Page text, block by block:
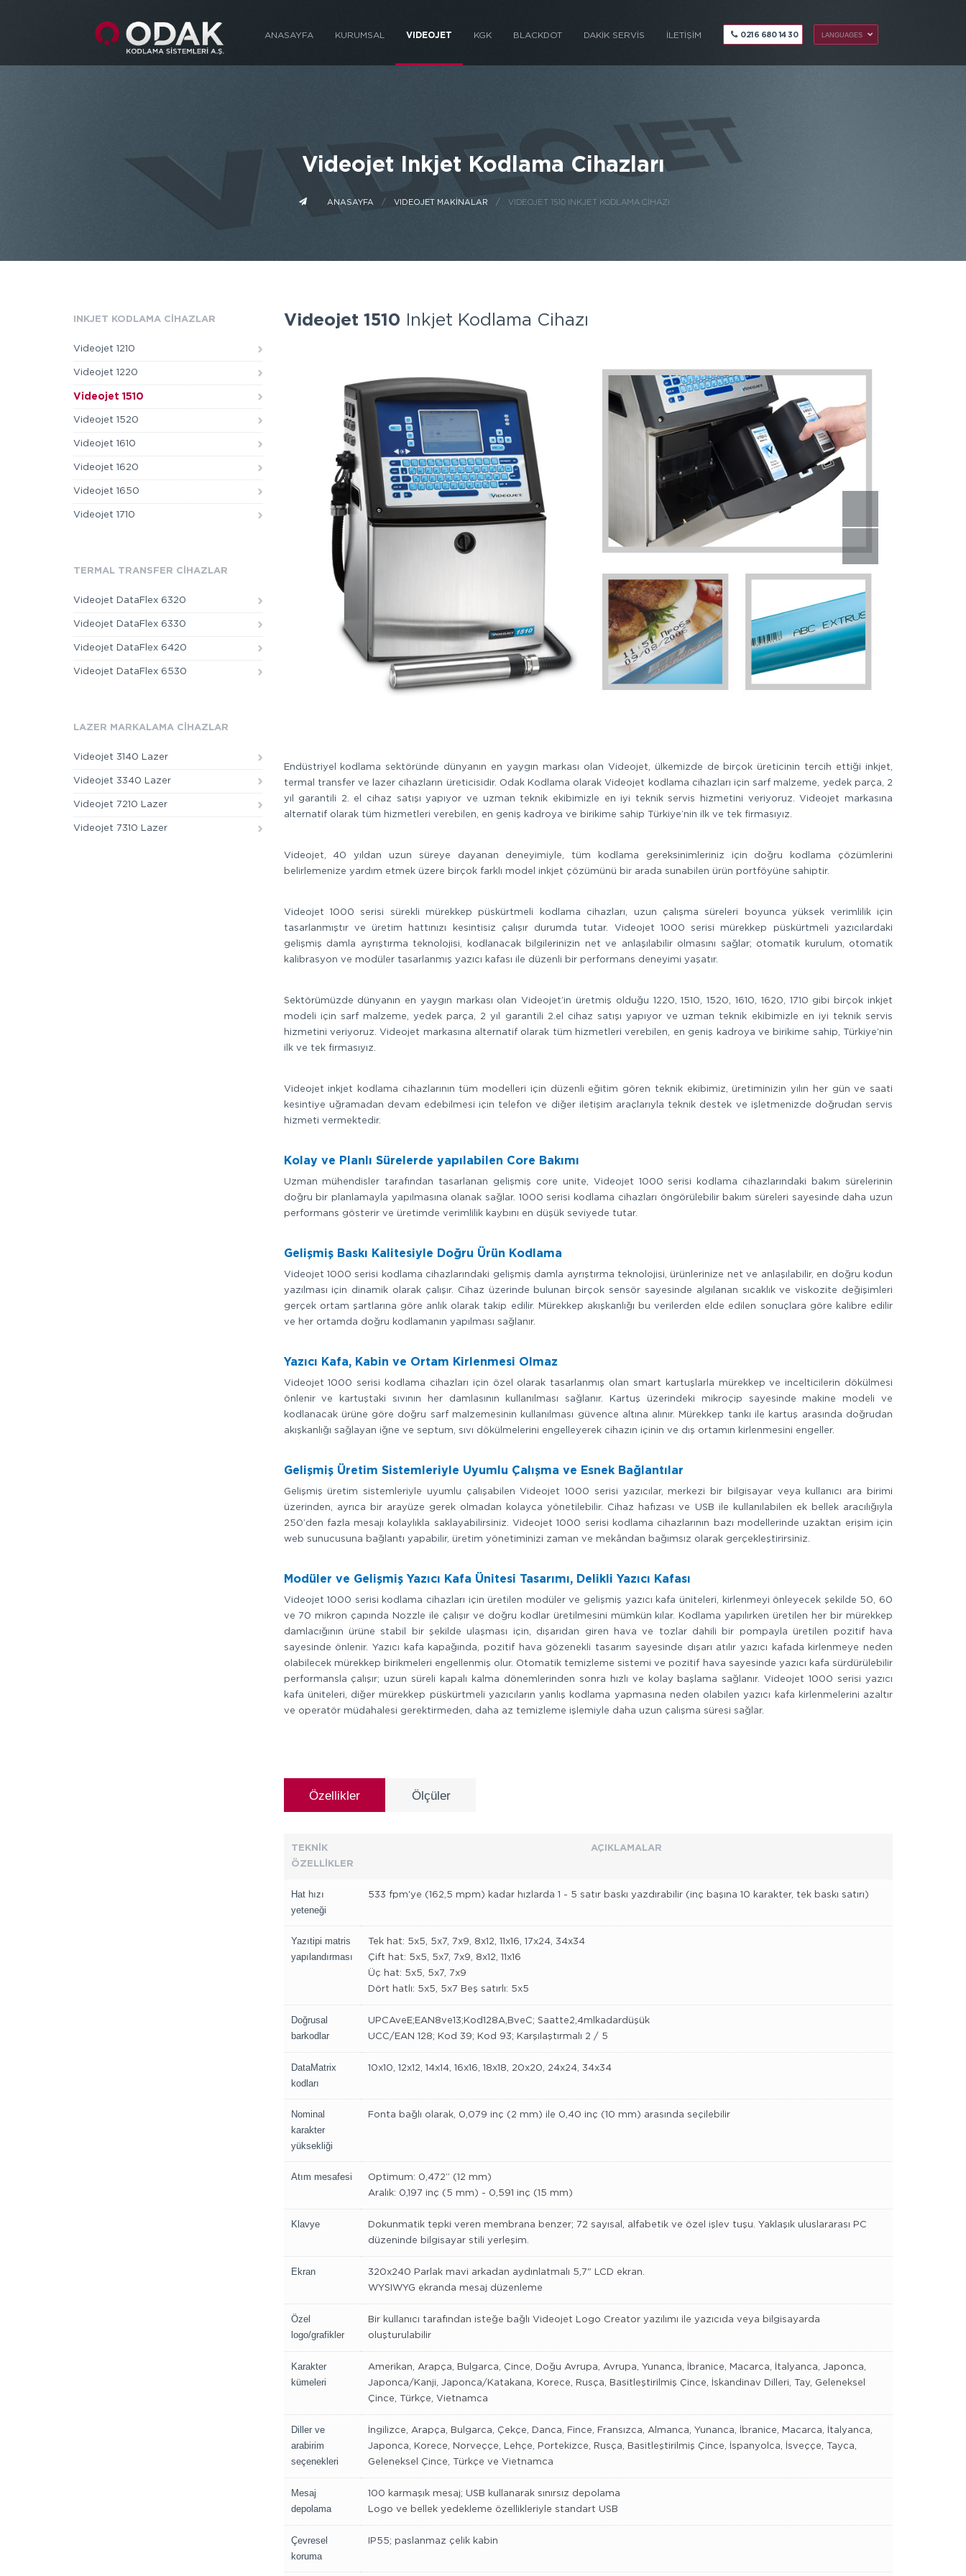
ANASAYFA KURUMSAL VIDEOJET KGK BLACKDOT DAKİK SERVİS İLETİŞİM 0216 680 14 30 LANGUAGES
Videojet Inkjet Kodlama Cihazları
ANASAYFA VIDEOJET MAKİNALAR VIDEOJET 1510 INKJET KODLAMA CİHAZI
INKJET KODLAMA CİHAZLAR
Videojet 1210
Videojet 1220
Videojet 1510
Videojet 1520
Videojet 1610
Videojet 1620
Videojet 1650
Videojet 1710
TERMAL TRANSFER CİHAZLAR
Videojet DataFlex 6320
Videojet DataFlex 6330
Videojet DataFlex 6420
Videojet DataFlex 6530
LAZER MARKALAMA CİHAZLAR
Videojet 3140 Lazer
Videojet 3340 Lazer
Videojet 7210 Lazer
Videojet 7310 Lazer
Videojet 1510 Inkjet Kodlama Cihazı
Endüstriyel kodlama sektöründe dünyanın en yaygın markası olan Videojet, ülkemizde de birçok üreticinin tercih ettiği inkjet,
termal transfer ve lazer cihazların üreticisidir. Odak Kodlama olarak Videojet kodlama cihazları için sarf malzeme, yedek parça, 2
yıl garantili 2. el cihaz satışı yapıyor ve uzman teknik ekibimizle en iyi teknik servis hizmetini veriyoruz. Videojet markasına
alternatif olarak tüm hizmetleri verebilen, en geniş kadroya ve birikime sahip Türkiye’nin ilk ve tek firmasıyız.
Videojet, 40 yıldan uzun süreye dayanan deneyimiyle, tüm kodlama gereksinimleriniz için doğru kodlama çözümlerini
belirlemenize yardım etmek üzere birçok farklı model inkjet çözümünü bir arada sunabilen ürün portföyüne sahiptir.
Videojet 1000 serisi sürekli mürekkep püskürtmeli kodlama cihazları, uzun çalışma süreleri boyunca yüksek verimlilik için
tasarlanmıştır ve üretim hattınızı kesintisiz çalışır durumda tutar. Videojet 1000 serisi mürekkep püskürtmeli yazıcılardaki
gelişmiş damla ayrıştırma teknolojisi, kodlanacak bilgilerinizin net ve anlaşılabilir olmasını sağlar; otomatik kurulum, otomatik
kalibrasyon ve modüler tasarlanmış yazıcı kafası ile düzenli bir performans deneyimi yaşatır.
Sektörümüzde dünyanın en yaygın markası olan Videojet’in üretmiş olduğu 1220, 1510, 1520, 1610, 1620, 1710 gibi birçok inkjet
modeli için sarf malzeme, yedek parça, 2 yıl garantili 2.el cihaz satışı yapıyor ve uzman teknik ekibimizle en iyi teknik servis
hizmetini veriyoruz. Videojet markasına alternatif olarak tüm hizmetleri verebilen, en geniş kadroya ve birikime sahip, Türkiye’nin
ilk ve tek firmasıyız.
Videojet inkjet kodlama cihazlarının tüm modelleri için düzenli eğitim gören teknik ekibimiz, üretiminizin yılın her gün ve saati
kesintiye uğramadan devam edebilmesi için telefon ve diğer iletişim araçlarıyla teknik destek ve işletmenizde doğrudan servis
hizmeti vermektedir.
Kolay ve Planlı Sürelerde yapılabilen Core Bakımı
Uzman mühendisler tarafından tasarlanan gelişmiş core unite, Videojet 1000 serisi kodlama cihazlarındaki bakım sürelerinin
doğru bir planlamayla yapılmasına olanak sağlar. 1000 serisi kodlama cihazları öngörülebilir bakım süreleri sayesinde daha uzun
performans gösterir ve üretimde verimlilik kaybını en düşük seviyede tutar.
Gelişmiş Baskı Kalitesiyle Doğru Ürün Kodlama
Videojet 1000 serisi kodlama cihazlarındaki gelişmiş damla ayrıştırma teknolojisi, ürünlerinize net ve anlaşılabilir, en doğru kodun
yazılması için dinamik olarak çalışır. Cihaz üzerinde bulunan birçok sensör sayesinde algılanan sıcaklık ve viskozite değişimleri
gerçek ortam şartlarına göre anlık olarak takip edilir. Mürekkep akışkanlığı bu verilerden elde edilen sonuçlara göre kalibre edilir
ve her ortamda doğru kodlamanın yapılması sağlanır.
Yazıcı Kafa, Kabin ve Ortam Kirlenmesi Olmaz
Videojet 1000 serisi kodlama cihazları için özel olarak tasarlanmış olan smart kartuşlarla mürekkep ve incelticilerin dökülmesi
önlenir ve kartuştaki sıvının her damlasının kullanılması sağlanır. Kartuş üzerindeki mikroçip sayesinde makine modeli ve
kodlanacak ürüne göre doğru sarf malzemesinin kullanılması güvence altına alınır. Mürekkep tankı ile kartuş arasında doğrudan
akışkanlığı sağlayan iğne ve septum, sıvı dökülmelerini engelleyerek cihazın içinin ve dış ortamın kirlenmesini engeller.
Gelişmiş Üretim Sistemleriyle Uyumlu Çalışma ve Esnek Bağlantılar
Gelişmiş üretim sistemleriyle uyumlu çalışabilen Videojet 1000 serisi yazıcılar, merkezi bir bilgisayar veya kullanıcı ara birimi
üzerinden, ayrıca bir arayüze gerek olmadan kolayca yönetilebilir. Cihaz hafızası ve USB ile kullanılabilen ek bellek aracılığıyla
250’den fazla mesajı kolaylıkla saklayabilirsiniz. Videojet 1000 serisi kodlama cihazlarının bazı modellerinde uzaktan erişim için
web sunucusuna bağlantı yapabilir, üretim yönetiminizi zaman ve mekândan bağımsız olarak gerçekleştirirsiniz.
Modüler ve Gelişmiş Yazıcı Kafa Ünitesi Tasarımı, Delikli Yazıcı Kafası
Videojet 1000 serisi kodlama cihazları için üretilen modüler ve gelişmiş yazıcı kafa üniteleri, kirlenmeyi önleyecek şekilde 50, 60
ve 70 mikron çapında Nozzle ile çalışır ve doğru kodlar üretilmesini mümkün kılar. Kodlama yapılırken üretilen her bir mürekkep
damlacığının ürüne stabil bir şekilde ulaşması için, dışarıdan giren hava ve tozlar dahili bir pompayla üretilen pozitif hava
sayesinde önlenir. Yazıcı kafa kapağında, pozitif hava gözenekli tasarım sayesinde dışarı atılır yazıcı kafada kirlenmeye neden
olabilecek mürekkep birikmeleri engellenmiş olur. Otomatik temizleme sistemi ve pozitif hava sayesinde yazıcı kafa sürdürülebilir
performansla çalışır; uzun süreli kapalı kalma dönemlerinden sonra hızlı ve kolay başlama sağlanır. Videojet 1000 serisi yazıcı
kafa üniteleri, diğer mürekkep püskürtmeli yazıcıların yanlış kodlama yapmasına neden olabilen yazıcı kafa kirlenmelerini azaltır
ve operatör müdahalesi gerektirmeden, daha az temizleme işlemiyle daha uzun çalışma süresi sağlar.
Özellikler Ölçüler
TEKNİK
ÖZELLİKLER
AÇIKLAMALAR
Hat hızı
yeteneği
533 fpm'ye (162,5 mpm) kadar hızlarda 1 - 5 satır baskı yazdırabilir (inç başına 10 karakter, tek baskı satırı)
Yazıtipi matris
yapılandırması
Tek hat: 5x5, 5x7, 7x9, 8x12, 11x16, 17x24, 34x34
Çift hat: 5x5, 5x7, 7x9, 8x12, 11x16
Üç hat: 5x5, 5x7, 7x9
Dört hatlı: 5x5, 5x7 Beş satırlı: 5x5
Doğrusal
barkodlar
UPCAveE;EAN8ve13;Kod128A,BveC; Saatte2,4mlkadardüşük
UCC/EAN 128; Kod 39; Kod 93; Karşılaştırmalı 2 / 5
DataMatrix
kodları
10x10, 12x12, 14x14, 16x16, 18x18, 20x20, 24x24, 34x34
Nominal
karakter
yüksekliği
Fonta bağlı olarak, 0,079 inç (2 mm) ile 0,40 inç (10 mm) arasında seçilebilir
Atım mesafesi
Optimum: 0,472” (12 mm)
Aralık: 0,197 inç (5 mm) - 0,591 inç (15 mm)
Klavye
Dokunmatik tepki veren membrana benzer; 72 sayısal, alfabetik ve özel işlev tuşu. Yaklaşık uluslararası PC
düzeninde bilgisayar stili yerleşim.
Ekran
320x240 Parlak mavi arkadan aydınlatmalı 5,7" LCD ekran.
WYSIWYG ekranda mesaj düzenleme
Özel
logo/grafikler
Bir kullanıcı tarafından isteğe bağlı Videojet Logo Creator yazılımı ile yazıcıda veya bilgisayarda
oluşturulabilir
Karakter
kümeleri
Amerikan, Arapça, Bulgarca, Çince, Doğu Avrupa, Avrupa, Yunanca, İbranice, Macarca, İtalyanca, Japonca,
Japonca/Kanji, Japonca/Katakana, Korece, Rusça, Basitleştirilmiş Çince, İskandinav Dilleri, Tay, Geleneksel
Çince, Türkçe, Vietnamca
Diller ve
arabirim
seçenekleri
İngilizce, Arapça, Bulgarca, Çekçe, Danca, Fince, Fransızca, Almanca, Yunanca, İbranice, Macarca, İtalyanca,
Japonca, Korece, Norveççe, Lehçe, Portekizce, Rusça, Basitleştirilmiş Çince, İspanyolca, İsveççe, Tayca,
Geleneksel Çince, Türkçe ve Vietnamca
Mesaj
depolama
100 karmaşık mesaj; USB kullanarak sınırsız depolama
Logo ve bellek yedekleme özellikleriyle standart USB
Çevresel
koruma
IP55; paslanmaz çelik kabin